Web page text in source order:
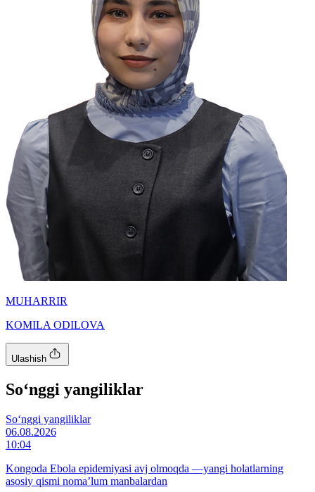
MUHARRIR
KOMILA ODILOVA
Ulashish
So‘nggi yangiliklar
So‘nggi yangiliklar
06.08.2026
10:04
Kongoda Ebola epidemiyasi avj olmoqda —yangi holatlarning
asosiy qismi noma’lum manbalardan